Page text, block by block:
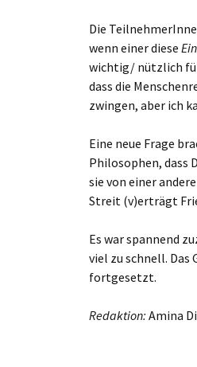
Die
wenn einer diese
wichtig/ nützlich
dass die
zwingen, aber ich
Eine neue Frage
Philosophen, dass
sie von einer
Streit (v)erträgt
Es war spannend
viel zu schnell. Das
fortgesetzt.
Redaktion: Amina